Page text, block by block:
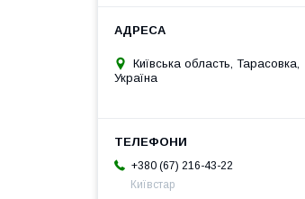
Київська область, Тарасовка,
Україна
+380 (67) 216-43-22
Київстар